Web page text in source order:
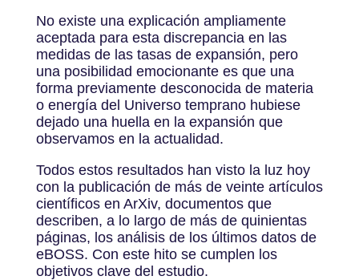
No existe una explicación ampliamente
aceptada para esta discrepancia en las
medidas de las tasas de expansión, pero
una posibilidad emocionante es que una
forma previamente desconocida de materia
o energía del Universo temprano hubiese
dejado una huella en la expansión que
observamos en la actualidad.
Todos estos resultados han visto la luz hoy
con la publicación de más de veinte artículos
científicos en ArXiv, documentos que
describen, a lo largo de más de quinientas
páginas, los análisis de los últimos datos de
eBOSS. Con este hito se cumplen los
objetivos clave del estudio.